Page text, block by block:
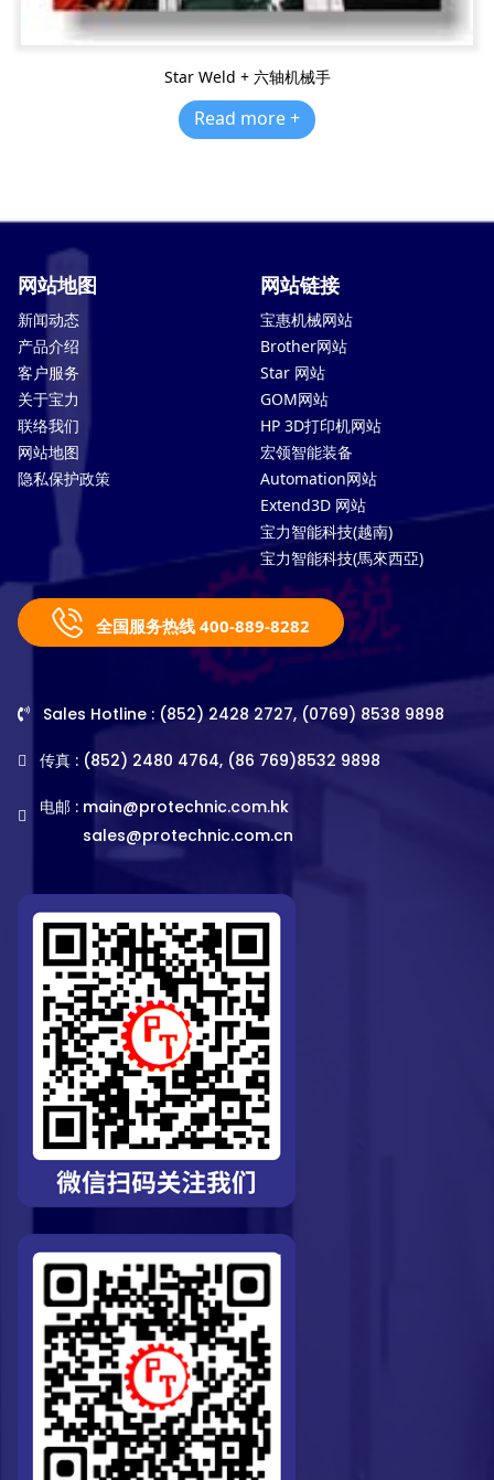
Star Weld + 六轴机械手
Read more +
网站地图
新闻动态
产品介绍
客户服务
关于宝力
联络我们
网站地图
隐私保护政策
网站链接
宝惠机械网站
Brother网站
Star 网站
GOM网站
HP 3D打印机网站
宏领智能装备
Automation网站
Extend3D 网站
宝力智能科技(越南)
宝力智能科技(馬來西亞)
全国服务热线 400-889-8282
Sales Hotline : (852) 2428 2727, (0769) 8538 9898
传真 : (852) 2480 4764, (86 769)8532 9898
电邮 : main@protechnic.com.hk
sales@protechnic.com.cn